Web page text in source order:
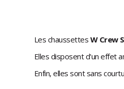
Les chaussettes W Crew
Elles disposent d'un effet
Enfin, elles sont sans